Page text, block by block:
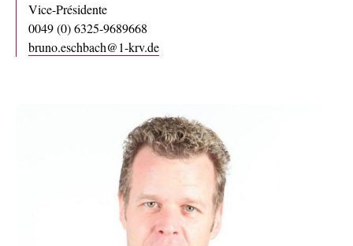
Vice-Présidente
0049 (0) 6325-9689668
bruno.eschbach@1-krv.de